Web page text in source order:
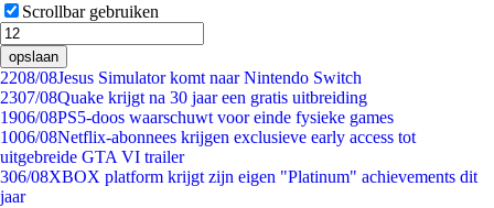
Scrollbar gebruiken
opslaan
2208/08Jesus Simulator komt naar Nintendo Switch
2307/08Quake krijgt na 30 jaar een gratis uitbreiding
1906/08PS5-doos waarschuwt voor einde fysieke games
1006/08Netflix-abonnees krijgen exclusieve early access tot
uitgebreide GTA VI trailer
306/08XBOX platform krijgt zijn eigen "Platinum" achievements dit
jaar